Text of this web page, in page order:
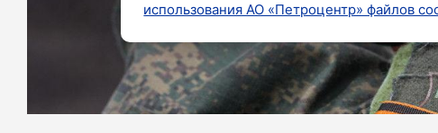
использования АО «Петроцентр» файлов